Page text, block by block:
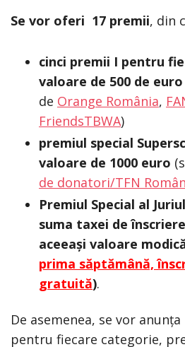
Se vor oferi 17 premii, din
cinci premii I pentru
valoare de 500 de
de Orange România,
FriendsTBWA)
premiul special
valoare de 1000 euro
de donatori/TFN
Premiul Special al
suma taxei de
aceeași valoare
prima săptămână,
gratuită).
De asemenea, se vor
pentru fiecare categorie,